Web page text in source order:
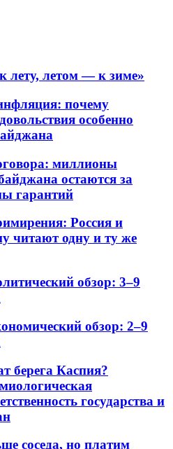
лету, летом — к зиме»
почему
особенно
миллионы
остаются за
гарантий
Россия и
читают одну и ту же
обзор: 3–9
обзор: 2–9
берега Каспия?
государства и
соседа, но платим